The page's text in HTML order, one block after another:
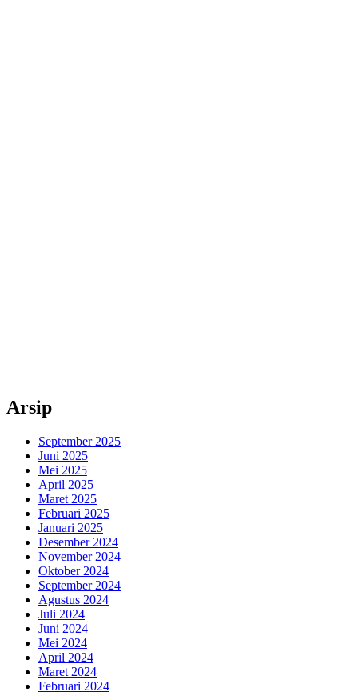
Arsip
September 2025
Juni 2025
Mei 2025
April 2025
Maret 2025
Februari 2025
Januari 2025
Desember 2024
November 2024
Oktober 2024
September 2024
Agustus 2024
Juli 2024
Juni 2024
Mei 2024
April 2024
Maret 2024
Februari 2024